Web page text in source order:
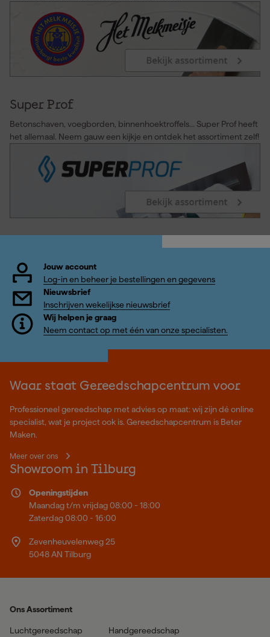
Super Prof
Betonschaven, voegborden, binnenhoektroffels... Super Prof heeft
het allemaal. Neem gauw een kijkje en ontdek het assortiment zelf!
Jouw account
Log-in en beheer je bestellingen en gegevens
Nieuwsbrief
Inschrijven wekelijkse nieuwsbrief
Wij helpen je graag
Neem contact op met één van onze specialisten.
Waar staat Gereedschapcentrum voor
Professioneel gereedschap met advies op maat: wij zijn dé online
specialist, wat je project ook is. Gereedschapcentrum is Beter
Maken.
Meer over ons
Showroom in Tilburg
Openingstijden
Maandag t/m vrijdag 08:00 - 18:00
Zaterdag 08:00 - 16:00
Zevenheuvelenweg 25
5048 AN Tilburg
Ons Assortiment
Luchtgereedschap
Handgereedschap